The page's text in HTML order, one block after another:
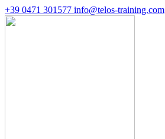
+39 0471 301577 info@telos-training.com